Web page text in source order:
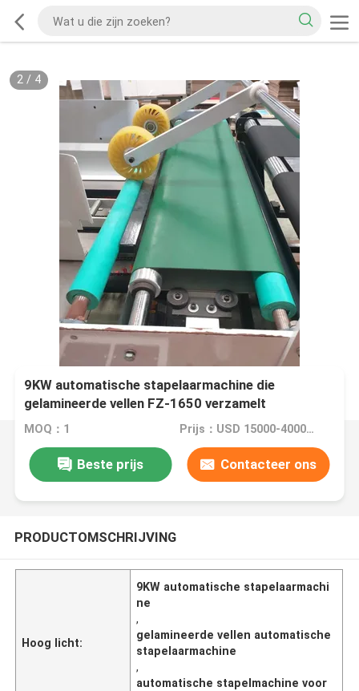
2/ 4
9KW automatische stapelaarmachine die
gelamineerde vellen FZ-1650 verzamelt
MOQ：1 Prijs：USD 15000-40000/SET
Beste prijs Contacteer ons
PRODUCTOMSCHRIJVING
Hoog licht:
9KW automatische stapelaarmachi
ne
,
gelamineerde vellen automatische
stapelaarmachine
,
automatische stapelmachine voor